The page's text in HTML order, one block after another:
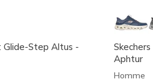
Glide-Step Altus -
Aphtur
Homme